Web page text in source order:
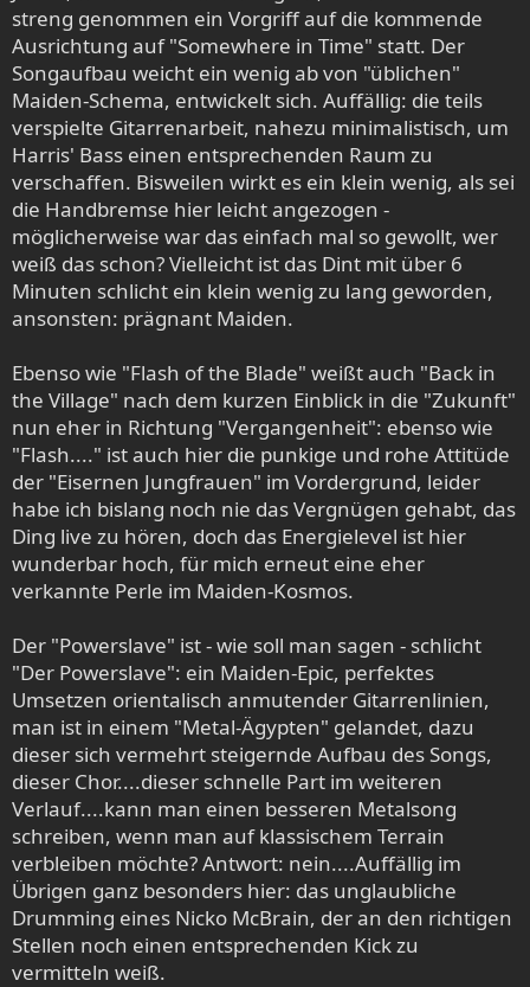
streng genommen ein Vorgriff auf die kommende
Ausrichtung auf "Somewhere in Time" statt. Der
Songaufbau weicht ein wenig ab von "üblichen"
Maiden-Schema, entwickelt sich. Auffällig: die teils
verspielte Gitarrenarbeit, nahezu minimalistisch, um
Harris' Bass einen entsprechenden Raum zu
verschaffen. Bisweilen wirkt es ein klein wenig, als sei
die Handbremse hier leicht angezogen -
möglicherweise war das einfach mal so gewollt, wer
weiß das schon? Vielleicht ist das Dint mit über 6
Minuten schlicht ein klein wenig zu lang geworden,
ansonsten: prägnant Maiden.
Ebenso wie "Flash of the Blade" weißt auch "Back in
the Village" nach dem kurzen Einblick in die "Zukunft"
nun eher in Richtung "Vergangenheit": ebenso wie
"Flash...." ist auch hier die punkige und rohe Attitüde
der "Eisernen Jungfrauen" im Vordergrund, leider
habe ich bislang noch nie das Vergnügen gehabt, das
Ding live zu hören, doch das Energielevel ist hier
wunderbar hoch, für mich erneut eine eher
verkannte Perle im Maiden-Kosmos.
Der "Powerslave" ist - wie soll man sagen - schlicht
"Der Powerslave": ein Maiden-Epic, perfektes
Umsetzen orientalisch anmutender Gitarrenlinien,
man ist in einem "Metal-Ägypten" gelandet, dazu
dieser sich vermehrt steigernde Aufbau des Songs,
dieser Chor....dieser schnelle Part im weiteren
Verlauf....kann man einen besseren Metalsong
schreiben, wenn man auf klassischem Terrain
verbleiben möchte? Antwort: nein....Auffällig im
Übrigen ganz besonders hier: das unglaubliche
Drumming eines Nicko McBrain, der an den richtigen
Stellen noch einen entsprechenden Kick zu
vermitteln weiß.